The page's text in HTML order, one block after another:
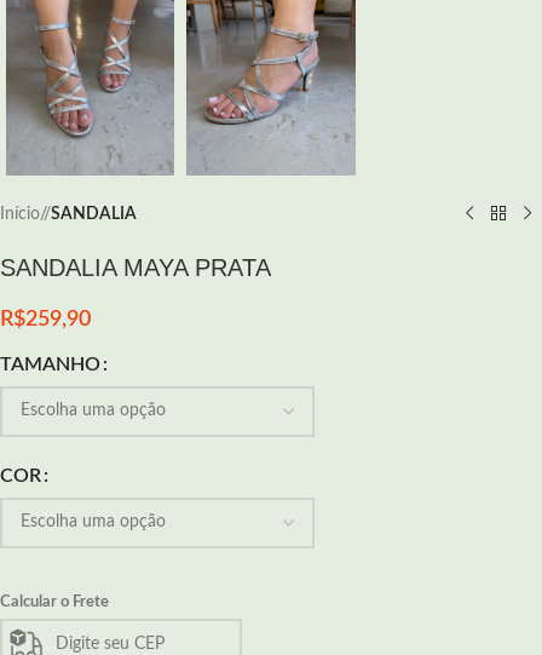
Início/ SANDALIA
SANDALIA MAYA PRATA
R$259,90
TAMANHO
COR
Calcular o Frete